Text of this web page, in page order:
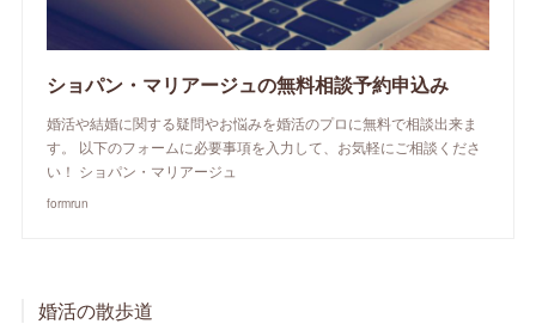
ショパン・マリアージュの無料相談予約申込み
婚活や結婚に関する疑問やお悩みを婚活のプロに無料で相談出来ま
す。 以下のフォームに必要事項を入力して、お気軽にご相談くださ
い！ ショパン・マリアージュ
formrun
婚活の散歩道